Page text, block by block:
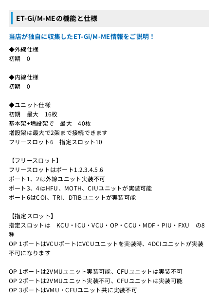
ET-Gi/M-MEの機能と仕様
当店が独自に収集したET-Gi/M-ME情報をご説明！
◆外線仕様
初期 0
◆内線仕様
初期 0
◆ユニット仕様
初期 最大 16枚
基本架+増設架で 最大 40枚
増設架は最大で2架まで接続できます
フリースロット6 指定スロット10
【フリースロット】
フリースロットはポート1.2.3.4.5.6
ポート1、2は外線ユニット実装不可
ポート3、4はHFU、MOTH、CIUユニットが実装可能
ポート6はCOI、TRI、DTIBユニットが実装可能
【指定スロット】
指定スロットは KCU・ICU・VCU・OP・CCU・MDF・PIU・FXU の8
種
OP 1ポートはVCUポートにVCUユニットを実装時、4DCIユニットが実装
不可になります
OP 1ポートは2VMUユニット実装可能、CFUユニットは実装不可
OP 2ポートは2VMUユニット実装不可、CFUユニットは実装可能
OP 3ポートはVMU・CFUユニット共に実装不可